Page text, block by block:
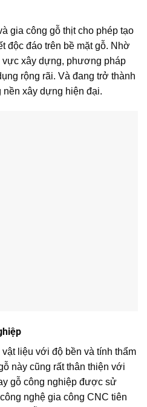
gia công gỗ thịt cho phép tạo
độc đáo trên bề mặt gỗ. Nhờ
vực xây dựng, phương pháp
rộng rãi. Và đang trở thành
xây dựng hiện đại.
vật liệu với độ bền và tính thẩm
này cũng rất thân thiện với
gỗ công nghiệp được sử
nghệ gia công CNC tiên